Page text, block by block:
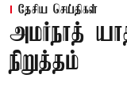
தேசிய செய்திகள்
அமர்நாத்
நிறுத்தம்